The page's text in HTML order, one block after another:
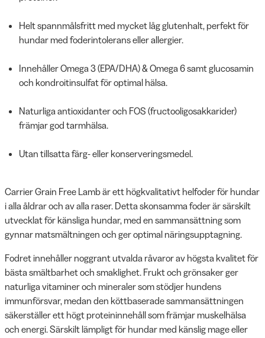
Helt spannmålsfritt med mycket låg glutenhalt, perfekt för
hundar med foderintolerans eller allergier.
Innehåller Omega 3 (EPA/DHA) & Omega 6 samt glucosamin
och kondroitinsulfat för optimal hälsa.
Naturliga antioxidanter och FOS (fructooligosakkarider)
främjar god tarmhälsa.
Utan tillsatta färg- eller konserveringsmedel.
Carrier Grain Free Lamb är ett högkvalitativt helfoder för hundar
i alla åldrar och av alla raser. Detta skonsamma foder är särskilt
utvecklat för känsliga hundar, med en sammansättning som
gynnar matsmältningen och ger optimal näringsupptagning.
Fodret innehåller noggrant utvalda råvaror av högsta kvalitet för
bästa smältbarhet och smaklighet. Frukt och grönsaker ger
naturliga vitaminer och mineraler som stödjer hundens
immunförsvar, medan den köttbaserade sammansättningen
säkerställer ett högt proteininnehåll som främjar muskelhälsa
och energi. Särskilt lämpligt för hundar med känslig mage eller